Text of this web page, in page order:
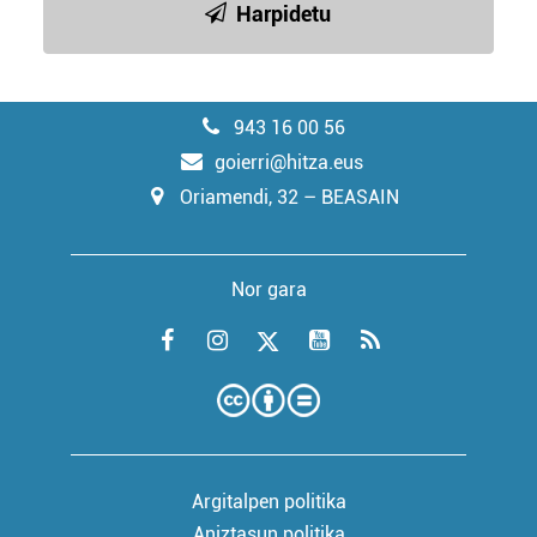
Harpidetu
943 16 00 56
goierri@hitza.eus
Oriamendi, 32 – BEASAIN
Nor gara
Argitalpen politika